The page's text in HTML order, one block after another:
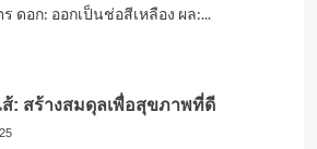
ดอก: ออกเป็นช่อสีเหลือง ผล:...
: สร้างสมดุลเพื่อสุขภาพที่ดี